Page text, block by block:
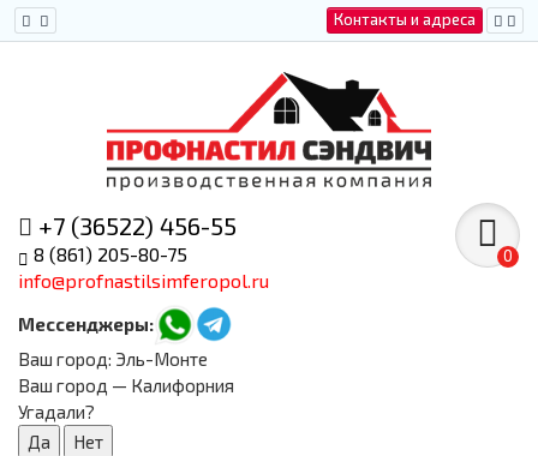
Контакты и адреса
+7 (36522) 456-55
8 (861) 205-80-75
info@profnastilsimferopol.ru
Мессенджеры:
0
Ваш город: Эль-Монте
Ваш город — Калифорния
Угадали?